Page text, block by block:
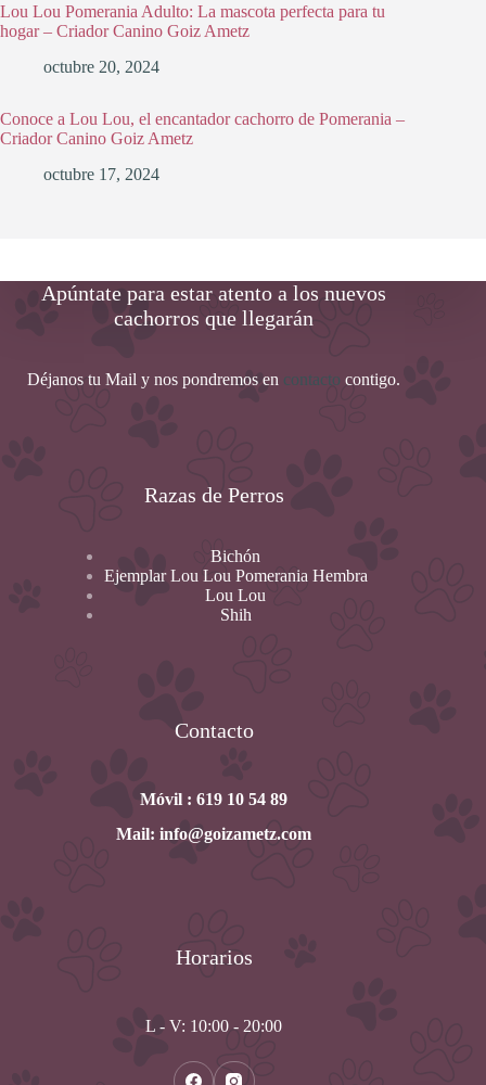
Lou Lou Pomerania Adulto: La mascota perfecta para tu
hogar – Criador Canino Goiz Ametz
octubre 20, 2024
Conoce a Lou Lou, el encantador cachorro de Pomerania –
Criador Canino Goiz Ametz
octubre 17, 2024
Apúntate para estar atento a los nuevos
cachorros que llegarán
Déjanos tu Mail y nos pondremos en contactocontigo.
Razas de Perros
Bichón
Ejemplar Lou Lou Pomerania Hembra
Lou Lou
Shih
Contacto
Móvil : 619 10 54 89
Mail: info@goizametz.com
Horarios
L - V: 10:00 - 20:00